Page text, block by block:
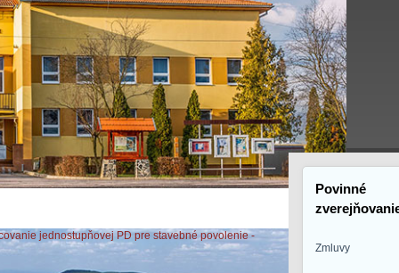
jednostupňovej PD pre stavebné povolenie -
Povinné
Zmluvy